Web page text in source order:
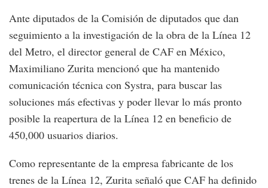
Ante diputados de la Comisión de diputados que dan
seguimiento a la investigación de la obra de la Línea 12
del Metro, el director general de CAF en México,
Maximiliano Zurita mencionó que ha mantenido
comunicación técnica con Systra, para buscar las
soluciones más efectivas y poder llevar lo más pronto
posible la reapertura de la Línea 12 en beneficio de
450,000 usuarios diarios.
Como representante de la empresa fabricante de los
trenes de la Línea 12, Zurita señaló que CAF ha definido